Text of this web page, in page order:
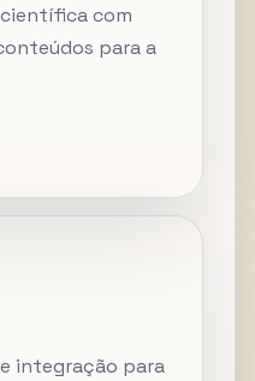
com
para a
integração para